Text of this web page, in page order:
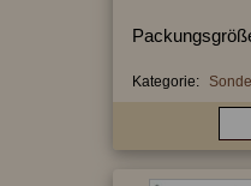
Kategorie: